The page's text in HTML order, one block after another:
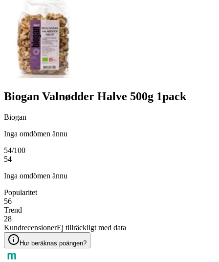
Biogan Valnødder Halve 500g 1pack
Biogan
Inga omdömen ännu
54/100
54
Inga omdömen ännu
Popularitet
56
Trend
28
KundrecensionerEj tillräckligt med data
Hur beräknas poängen?